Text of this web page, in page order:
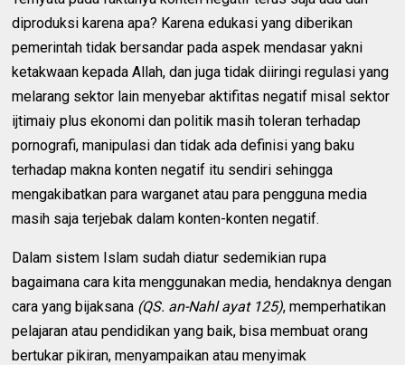
diproduksi karena apa? Karena edukasi yang diberikan
pemerintah tidak bersandar pada aspek mendasar yakni
ketakwaan kepada Allah, dan juga tidak diiringi regulasi yang
melarang sektor lain menyebar aktifitas negatif misal sektor
ijtimaiy plus ekonomi dan politik masih toleran terhadap
pornografi, manipulasi dan tidak ada definisi yang baku
terhadap makna konten negatif itu sendiri sehingga
mengakibatkan para warganet atau para pengguna media
masih saja terjebak dalam konten-konten negatif.
Dalam sistem Islam sudah diatur sedemikian rupa
bagaimana cara kita menggunakan media, hendaknya dengan
cara yang bijaksana (QS. an-Nahl ayat 125), memperhatikan
pelajaran atau pendidikan yang baik, bisa membuat orang
bertukar pikiran, menyampaikan atau menyimak